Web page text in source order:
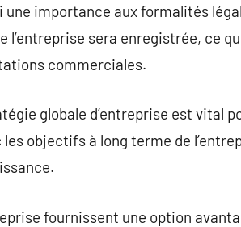
une importance aux formalités
l’entreprise sera enregistrée, ce
commerciales.
globale d’entreprise est vital
objectifs à long terme de
fournissent une option